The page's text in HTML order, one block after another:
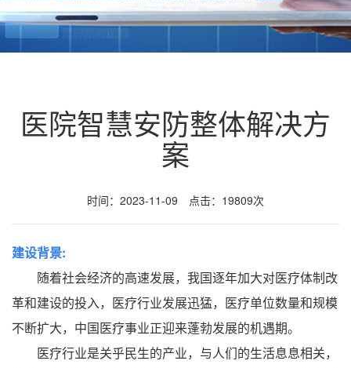
医院智慧安防整体解决方
案
时间：2023-11-09 点击：19809次
建设背景:
随着社会经济的高速发展，我国逐年加大对医疗体制改
革和建设的投入，医疗行业发展迅猛，医疗单位数量和规模
不断扩大，中国医疗事业正迎来蓬勃发展的机遇期。
医疗行业是关乎民生的产业，与人们的生活息息相关，